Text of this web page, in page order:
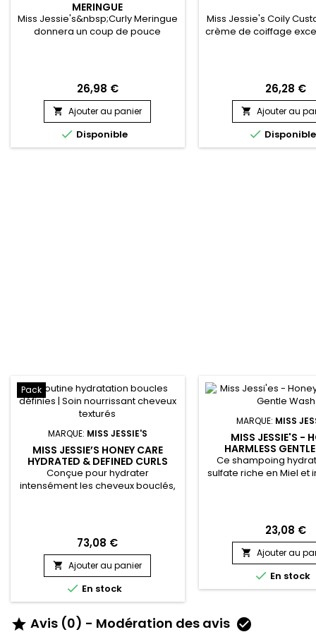
MERINGUE
Miss Jessie's&nbsp;Curly Meringue
donnera un coup de pouce
&nbsp;Curly Meringue redéfinit vos
boucles, les rend plus
volumineuses et fait briller vos
cheveux.
26,98 €
 Ajouter au panier
 Disponible
Miss Jessie's Coily
crème de coiffage
cheveux crépus
Améliore et définit les
réduit les frisottis,
et douceur !&nbsp;
application, la fibre est
assouplie,
26,28 €
 Ajouter au
 Disponible
Pack
MARQUE: MISS JESSIE'S
MISS JESSIE’S HONEY CARE
HYDRATED & DEFINED CURLS
ROUTINE – ROUTINE
HYDRATATION INTENSE POUR
Conçue pour hydrater
intensément les cheveux bouclés,
pour nourrir en profondeur. La Miss
Jessie’s Honey Curl Routine révèle
des boucles souples, rebondies et
brillantes sans alourdir la fibre
capillaire, tout en apportant
douceur et nutrition....
73,08 €
 Ajouter au panier
 En stock
MARQUE: MISS
MISS JESSIE'S -
HARMLESS
Ce shampoing
sulfate riche en Miel et
Jessie's Honey
nettoie, et démêle les
en éliminant les
l'accumulation de
cheveux texturés et
23,08 €
 Ajouter au
 En stock
 Avis (0) - Modération des avis 